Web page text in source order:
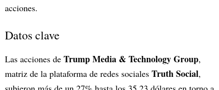
acciones.
Datos clave
Las acciones de Trump Media & Technology Group,
matriz de la plataforma de redes sociales Truth Social,